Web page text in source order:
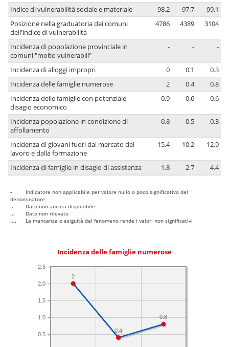
Indice di vulnerabilità sociale e materiale 98.2 97.7
99.1
Posizione nella graduatoria dei comuni
dell'indice di vulnerabilità
4786 4389 3104
Incidenza di popolazione provinciale in
comuni "molto vulnerabili"
- - -
Incidenza di alloggi impropri 0 0.1
0.3
Incidenza delle famiglie numerose
2 0.4
0.8
Incidenza delle famiglie con potenziale
disagio economico
0.9 0.6 0.6
Incidenza popolazione in condizione di
affollamento
0.8 0.5 0.3
Incidenza di giovani fuori dal mercato del
lavoro e dalla formazione
15.4 10.2 12.9
Incidenza di famiglie in disagio di assistenza 1.8 2.7 4.4
-
Indicatore non applicabile per valore nullo o poco significativo del
denominatore
..
Dato non ancora disponibile
...
Dato non rilevato
....
La mancanza o esiguità del fenomeno rende i valori non significativi
Incidenza delle famiglie numerose
0.5
1.0
1.5
2.0
2.5
0.8
0.4
2